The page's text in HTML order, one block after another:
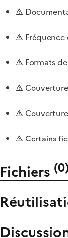
Fréquence
Formats
Certains
Fichiers (0)